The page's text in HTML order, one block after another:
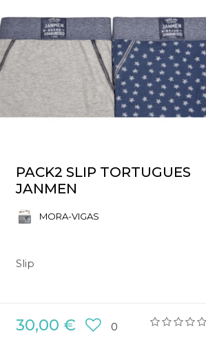
PACK2 SLIP TORTUGUES
JANMEN
MORA-VIGAS
Slip
30,00 € 0